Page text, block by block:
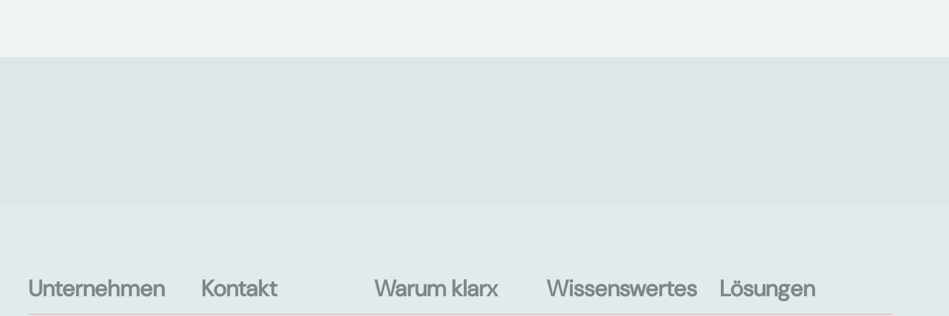
Unternehmen Kontakt Warum klarx Wissenswertes Lösungen